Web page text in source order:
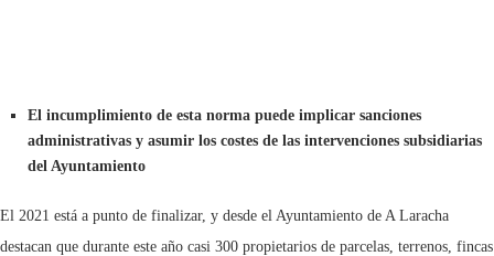
El incumplimiento de esta norma puede implicar sanciones
administrativas y asumir los costes de las intervenciones subsidiarias
del Ayuntamiento
El 2021 está a punto de finalizar, y desde el Ayuntamiento de A Laracha
destacan que durante este año casi 300 propietarios de parcelas, terrenos, fincas